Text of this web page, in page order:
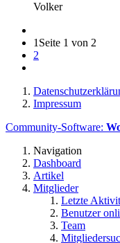
Volker
1 Seite 1 von 2
2
Impressum
Community-Software:
Navigation
Dashboard
Artikel
Mitglieder
Letzte
Benutzer
Team